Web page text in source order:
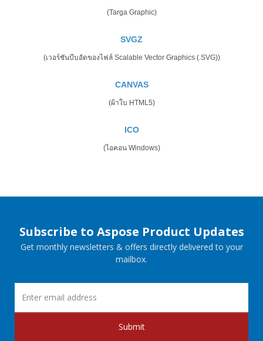
(Targa Graphic)
SVGZ
(เวอร์ชันบีบอัดของไฟล์ Scalable Vector Graphics (.SVG))
CANVAS
(ผ้าใบ HTML5)
ICO
(ไอคอน Windows)
Subscribe to Aspose Product Updates
Get monthly newsletters & offers directly delivered to your
mailbox.
Submit